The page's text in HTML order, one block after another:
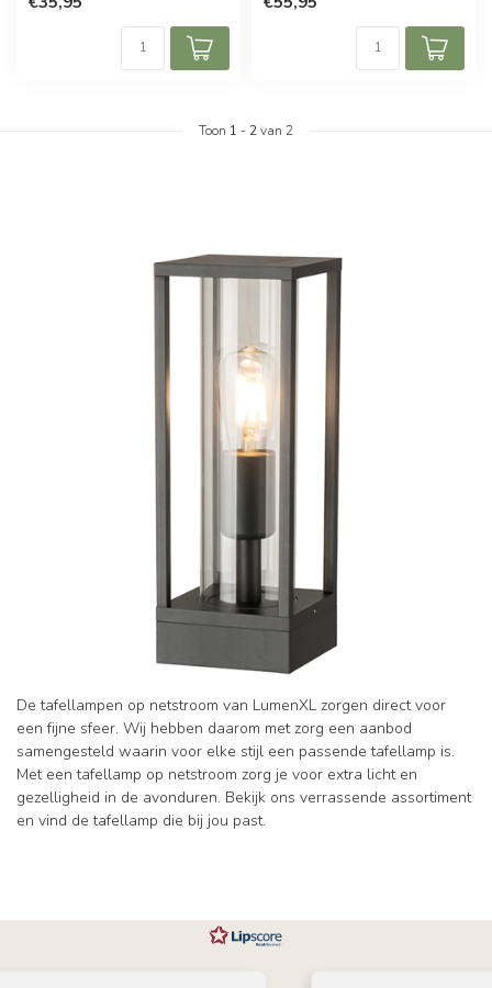
Toon 1 - 2van 2
De tafellampen op netstroom van LumenXL zorgen direct voor
een fijne sfeer. Wij hebben daarom met zorg een aanbod
samengesteld waarin voor elke stijl een passende tafellamp is.
Met een tafellamp op netstroom zorg je voor extra licht en
gezelligheid in de avonduren. Bekijk ons verrassende assortiment
en vind de tafellamp die bij jou past.